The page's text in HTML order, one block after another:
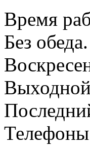
Время
Без обеда.